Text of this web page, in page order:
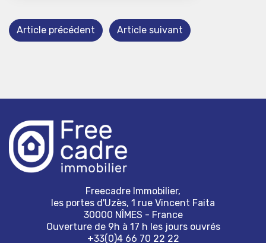
Article précédent Article suivant
Freecadre Immobilier,
les portes d'Uzès, 1 rue Vincent Faita
30000 NÎMES - France
Ouverture de 9h à 17 h les jours ouvrés
+33(0)4 66 70 22 22